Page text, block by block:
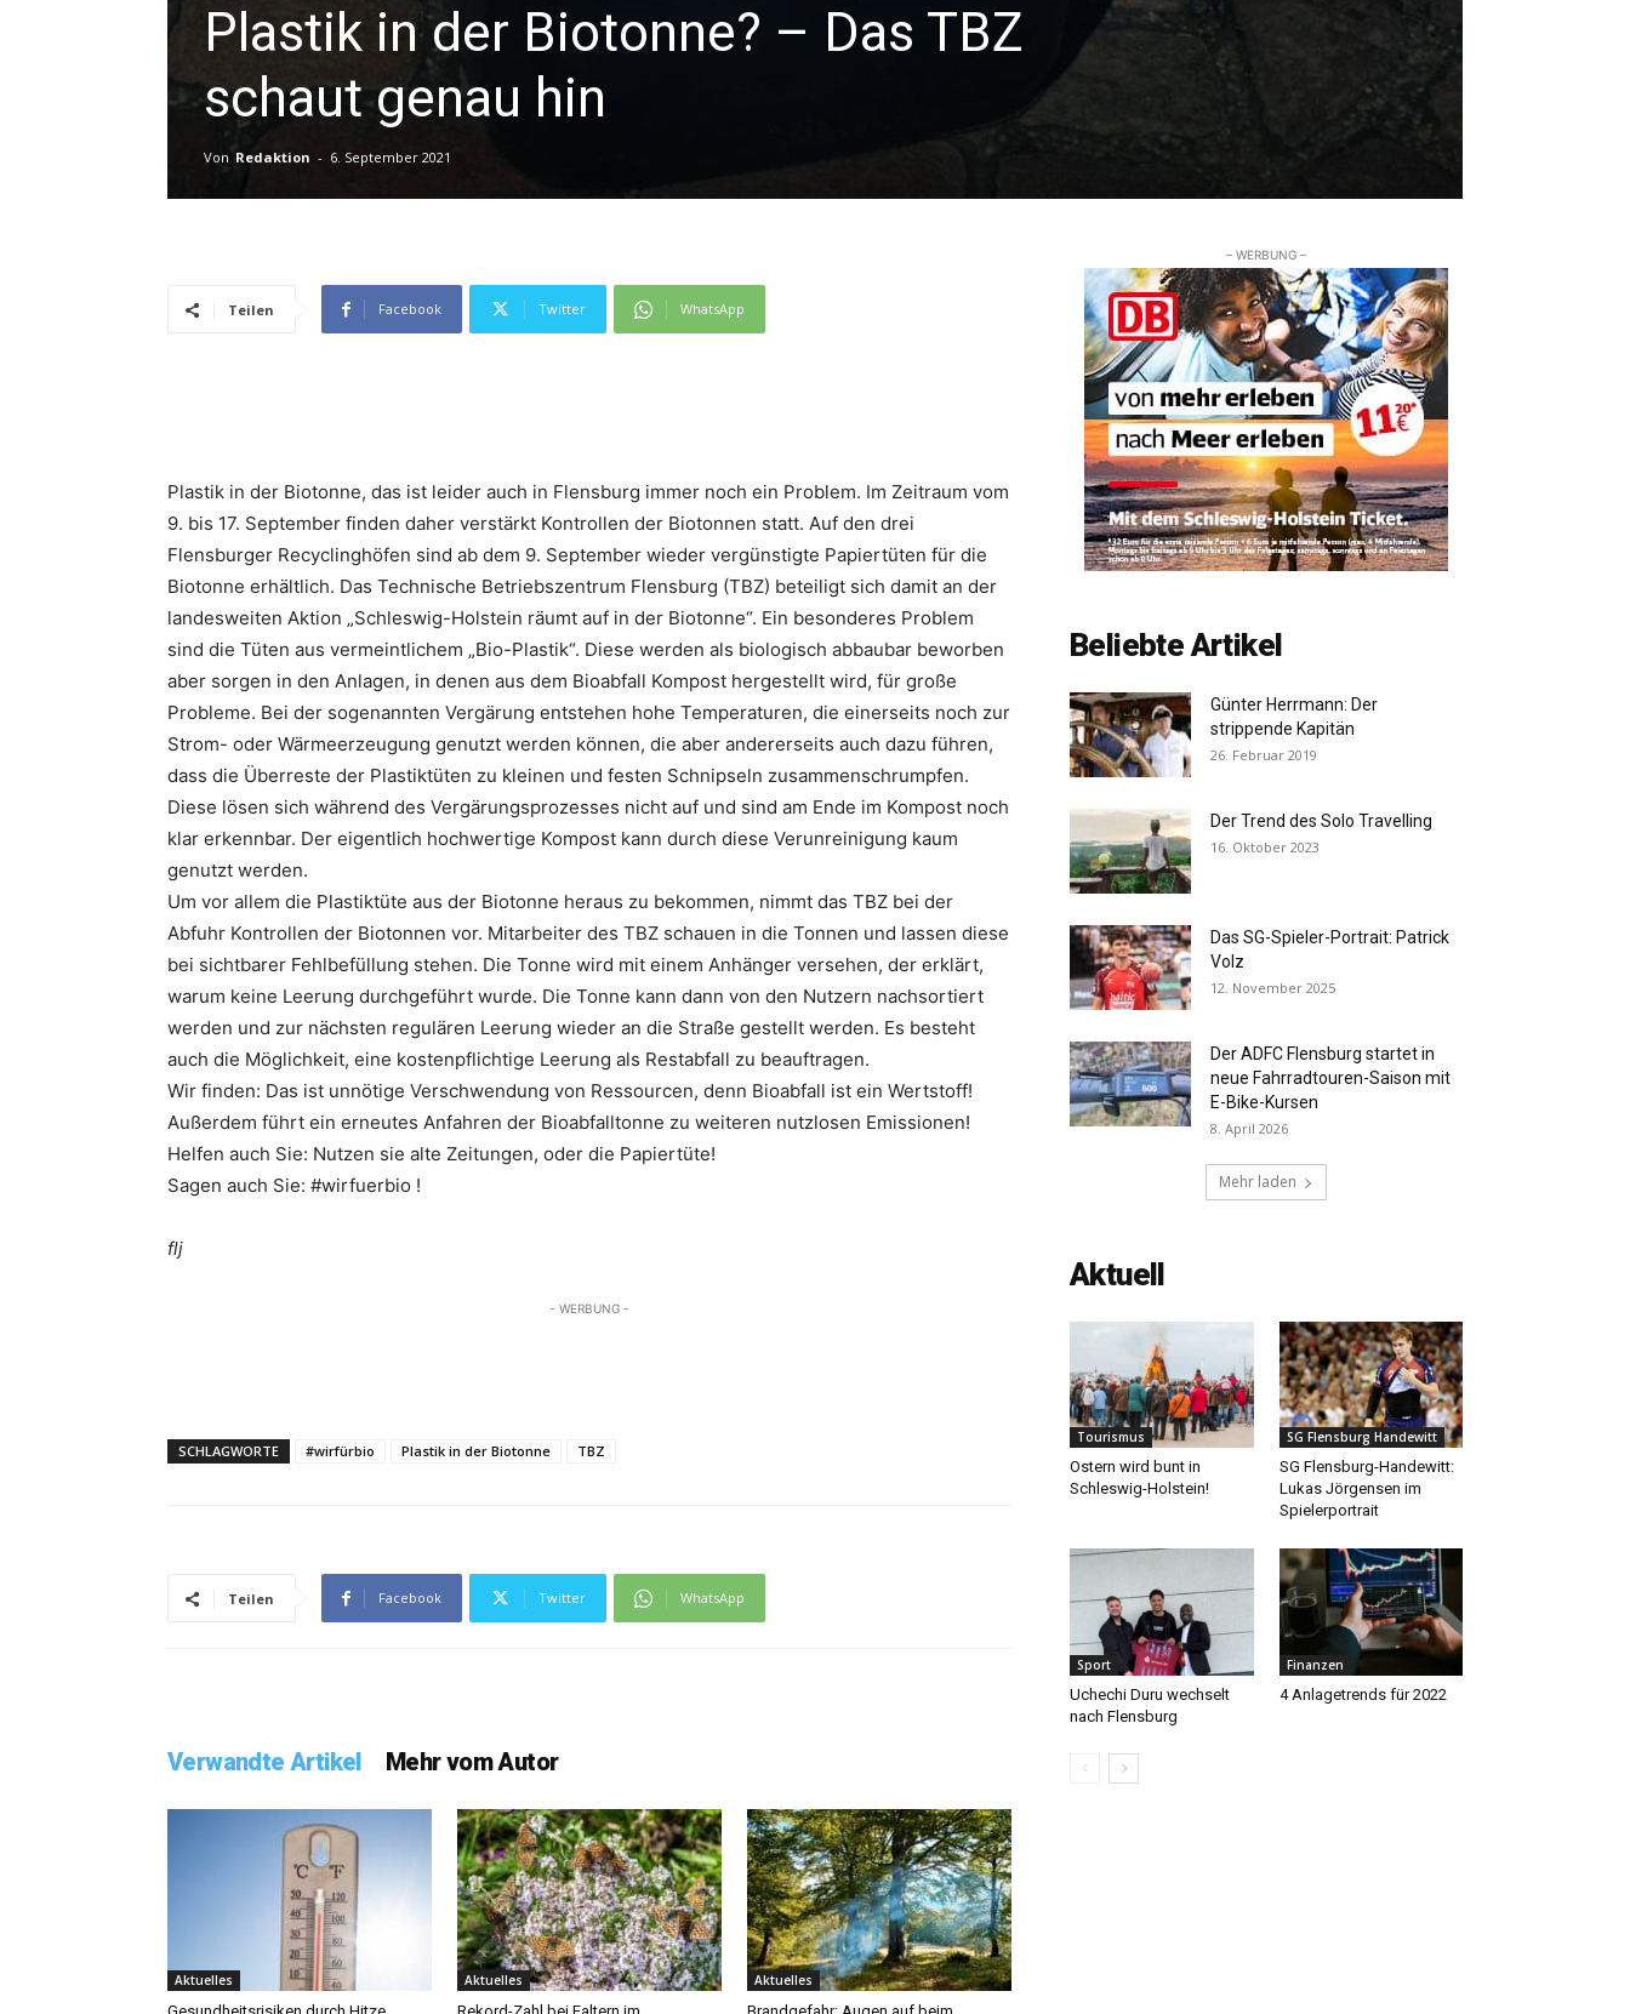
Plastik in der Biotonne? – Das TBZ
schaut genau hin
Von Redaktion - 6. September 2021
Teilen Facebook Twitter WhatsApp
Plastik in der Biotonne, das ist leider auch in Flensburg immer noch ein Problem. Im Zeitraum vom
9. bis 17. September finden daher verstärkt Kontrollen der Biotonnen statt. Auf den drei
Flensburger Recyclinghöfen sind ab dem 9. September wieder vergünstigte Papiertüten für die
Biotonne erhältlich. Das Technische Betriebszentrum Flensburg (TBZ) beteiligt sich damit an der
landesweiten Aktion „Schleswig-Holstein räumt auf in der Biotonne“. Ein besonderes Problem
sind die Tüten aus vermeintlichem „Bio-Plastik“. Diese werden als biologisch abbaubar beworben
aber sorgen in den Anlagen, in denen aus dem Bioabfall Kompost hergestellt wird, für große
Probleme. Bei der sogenannten Vergärung entstehen hohe Temperaturen, die einerseits noch zur
Strom- oder Wärmeerzeugung genutzt werden können, die aber andererseits auch dazu führen,
dass die Überreste der Plastiktüten zu kleinen und festen Schnipseln zusammenschrumpfen.
Diese lösen sich während des Vergärungsprozesses nicht auf und sind am Ende im Kompost noch
klar erkennbar. Der eigentlich hochwertige Kompost kann durch diese Verunreinigung kaum
genutzt werden.
Um vor allem die Plastiktüte aus der Biotonne heraus zu bekommen, nimmt das TBZ bei der
Abfuhr Kontrollen der Biotonnen vor. Mitarbeiter des TBZ schauen in die Tonnen und lassen diese
bei sichtbarer Fehlbefüllung stehen. Die Tonne wird mit einem Anhänger versehen, der erklärt,
warum keine Leerung durchgeführt wurde. Die Tonne kann dann von den Nutzern nachsortiert
werden und zur nächsten regulären Leerung wieder an die Straße gestellt werden. Es besteht
auch die Möglichkeit, eine kostenpflichtige Leerung als Restabfall zu beauftragen.
Wir finden: Das ist unnötige Verschwendung von Ressourcen, denn Bioabfall ist ein Wertstoff!
Außerdem führt ein erneutes Anfahren der Bioabfalltonne zu weiteren nutzlosen Emissionen!
Helfen auch Sie: Nutzen sie alte Zeitungen, oder die Papiertüte!
Sagen auch Sie: #wirfuerbio !
flj
- WERBUNG -
SCHLAGWORTE #wirfürbio Plastik in der Biotonne TBZ
Teilen Facebook Twitter WhatsApp
Verwandte Artikel Mehr vom Autor
Aktuelles Aktuelles Aktuelles
– WERBUNG –
Beliebte Artikel
Günter Herrmann: Der
strippende Kapitän
26. Februar 2019
Der Trend des Solo Travelling
16. Oktober 2023
Das SG-Spieler-Portrait: Patrick
Volz
12. November 2025
Der ADFC Flensburg startet in
neue Fahrradtouren-Saison mit
E-Bike-Kursen
8. April 2026
Mehr laden
Aktuell
Tourismus
Ostern wird bunt in
Schleswig-Holstein!
SG Flensburg Handewitt
SG Flensburg-Handewitt:
Lukas Jörgensen im
Spielerportrait
Sport
Uchechi Duru wechselt
nach Flensburg
Finanzen
4 Anlagetrends für 2022